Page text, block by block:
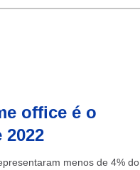
office é o
menos de 4% do